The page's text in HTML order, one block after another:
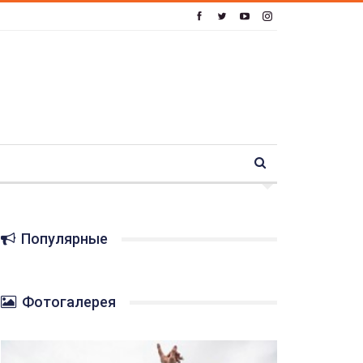
Популярные
Фотогалерея